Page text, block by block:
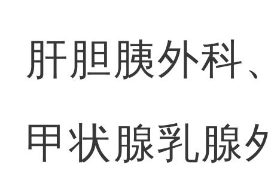
肝胆胰外科
甲状腺乳腺